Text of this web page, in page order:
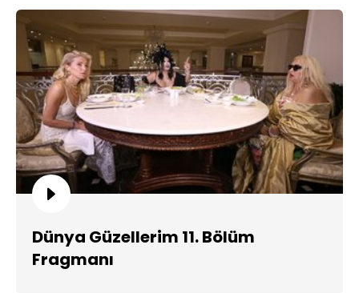
Dünya Güzellerim 11. Bölüm
Fragmanı